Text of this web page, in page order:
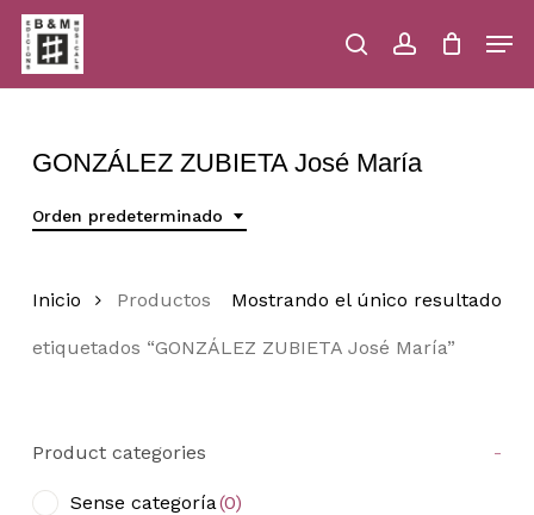
Skip
main
content
searchaccount
Close
GONZÁLEZ ZUBIETA José María
Orden predeterminado
Mostrando el único resultado
Inicio Productos
etiquetados “GONZÁLEZ ZUBIETA José María”
Product categories -
Sense categoría(0)
Menu